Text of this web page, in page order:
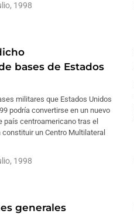
1998
bases de Estados
militares que Estados Unidos
podría convertirse en un nuevo
país centroamericano tras el
un Centro Multilateral
1998
generales